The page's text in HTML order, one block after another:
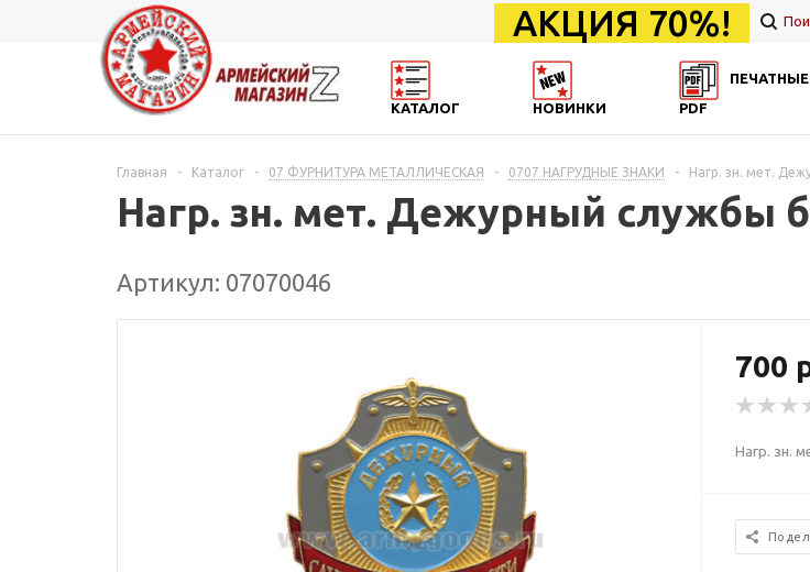
АКЦИЯ 70%!
КАТАЛОГ НОВИНКИ
PDF
Главная - Каталог - 07 ФУРНИТУРА МЕТАЛЛИЧЕСКАЯ - 0707 НАГРУДНЫЕ ЗНАКИ - Нагр. зн. мет.
Нагр. зн. мет. Дежурный службы
Артикул: 07070046
700
Нагр. зн.